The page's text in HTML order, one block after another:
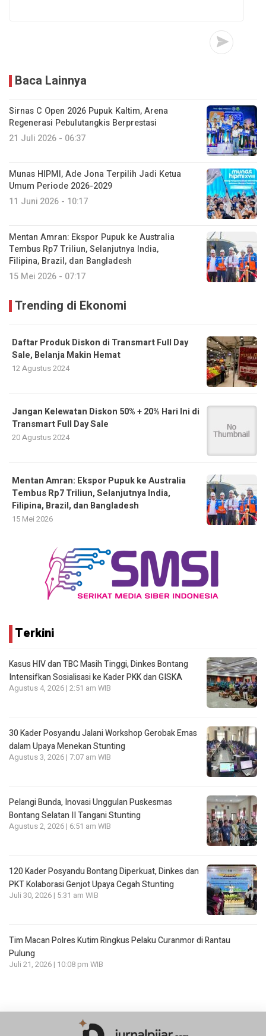
Baca Lainnya
Sirnas C Open 2026 Pupuk Kaltim, Arena
Regenerasi Pebulutangkis Berprestasi
21 Juli 2026 - 06:37
Munas HIPMI, Ade Jona Terpilih Jadi Ketua
Umum Periode 2026-2029
11 Juni 2026 - 10:17
Mentan Amran: Ekspor Pupuk ke Australia
Tembus Rp7 Triliun, Selanjutnya India,
Filipina, Brazil, dan Bangladesh
15 Mei 2026 - 07:17
Trending di Ekonomi
Daftar Produk Diskon di Transmart Full Day
Sale, Belanja Makin Hemat
12 Agustus 2024
Jangan Kelewatan Diskon 50% + 20% Hari Ini di
Transmart Full Day Sale
20 Agustus 2024
Mentan Amran: Ekspor Pupuk ke Australia
Tembus Rp7 Triliun, Selanjutnya India,
Filipina, Brazil, dan Bangladesh
15 Mei 2026
Terkini
Kasus HIV dan TBC Masih Tinggi, Dinkes Bontang
Intensifkan Sosialisasi ke Kader PKK dan GISKA
Agustus 4, 2026 | 2:51 am WIB
30 Kader Posyandu Jalani Workshop Gerobak Emas
dalam Upaya Menekan Stunting
Agustus 3, 2026 | 7:07 am WIB
Pelangi Bunda, Inovasi Unggulan Puskesmas
Bontang Selatan II Tangani Stunting
Agustus 2, 2026 | 6:51 am WIB
120 Kader Posyandu Bontang Diperkuat, Dinkes dan
PKT Kolaborasi Genjot Upaya Cegah Stunting
Juli 30, 2026 | 5:31 am WIB
Tim Macan Polres Kutim Ringkus Pelaku Curanmor di Rantau
Pulung
Juli 21, 2026 | 10:08 pm WIB